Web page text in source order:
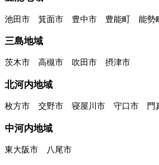
池田市 箕面市 豊中市 豊能町 能勢
三島地域
茨木市 高槻市 吹田市 摂津市
北河内地域
枚方市 交野市 寝屋川市 守口市 門
中河内地域
東大阪市 八尾市